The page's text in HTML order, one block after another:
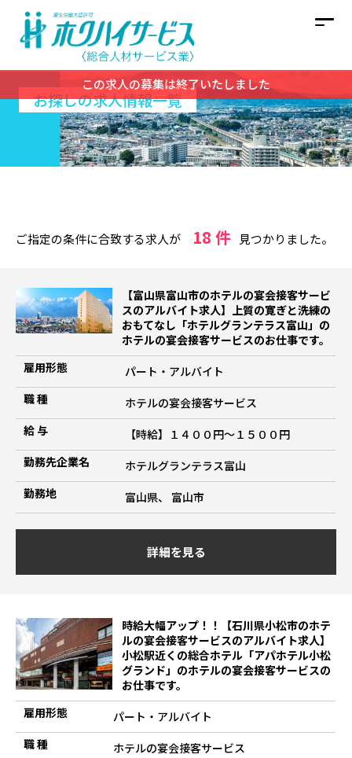
この求人の募集は終了いたしました
お探しの求人情報一覧
ご指定の条件に合致する求人が 18 件 見つかりました。
【富山県富山市のホテルの宴会接客サービ
スのアルバイト求人】上質の寛ぎと洗練の
おもてなし「ホテルグランテラス富山」の
ホテルの宴会接客サービスのお仕事です。
雇用形態
パート・アルバイト
職 種
ホテルの宴会接客サービス
給 与
【時給】１４００円～１５００円
勤務先企業名
ホテルグランテラス富山
勤務地
富山県、 富山市
詳細を見る
時給大幅アップ！！【石川県小松市のホテ
ルの宴会接客サービスのアルバイト求人】
小松駅近くの総合ホテル「アパホテル小松
グランド」のホテルの宴会接客サービスの
お仕事です。
雇用形態
パート・アルバイト
職 種
ホテルの宴会接客サービス